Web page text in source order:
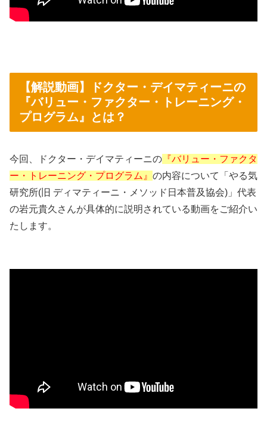
【解説動画】ドクター・デイマティーニの
『バリュー・ファクター・トレーニング・
プログラム』とは？
今回、ドクター・デイマティーニの 『バリュー・ファクタ
ー・トレーニング・プログラム』 の内容について「やる気
研究所(旧 ディマティーニ・メソッド日本普及協会)」代表
の岩元貴久さんが具体的に説明されている動画をご紹介い
たします。